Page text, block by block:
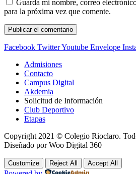
Guarda mi nombre, correo
para la próxima vez que comente.
Facebook TwitterYoutube Envelope
Admisiones
Contacto
Campus Digital
Akdemia
Solicitud de Información
Club Deportivo
Etapas
Copyright 2021 © Colegio Rioclaro.
Diseñado por Woo Digital 360
Customize Reject All Accept All